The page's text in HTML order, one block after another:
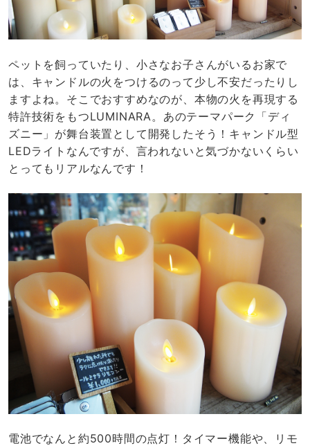
ペットを飼っていたり、小さなお子さんがいるお家で
は、キャンドルの火をつけるのって少し不安だったりし
ますよね。そこでおすすめなのが、本物の火を再現する
特許技術をもつLUMINARA。あのテーマパーク「ディ
ズニー」が舞台装置として開発したそう！キャンドル型
LEDライトなんですが、言われないと気づかないくらい
とってもリアルなんです！
電池でなんと約500時間の点灯！タイマー機能や、リモ